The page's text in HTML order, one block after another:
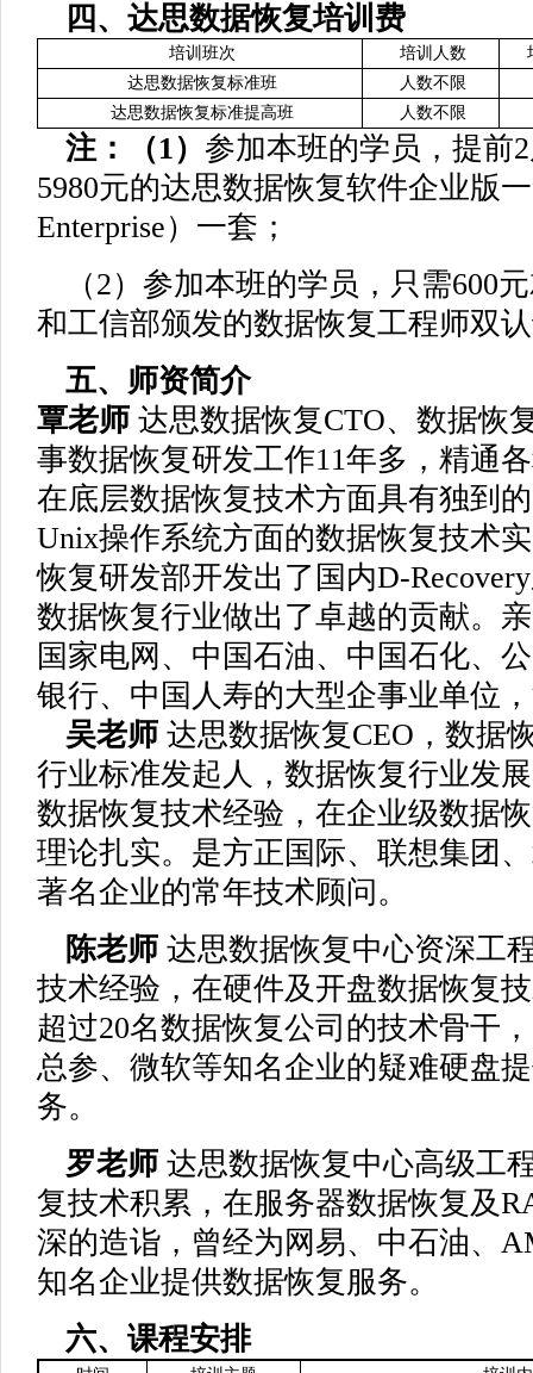
四、达思数据恢复培训费
培训班次 培训人数
达思数据恢复标准班
人数不限
达思数据恢复标准提高班
人数不限
注：（1） 参加本班的学员，提前
5980元的达思数据恢复软件企业版
Enterprise）一套；
（2）参加本班的学员，只需600
和工信部颁发的数据恢复工程师双
五、师资简介
覃老师达思数据恢复CTO、数据恢
事数据恢复研发工作11年多，精通
在底层数据恢复技术方面具有独到
Unix操作系统方面的数据恢复技术
恢复研发部开发出了国内D-
数据恢复行业做出了卓越的贡献。
国家电网、中国石油、中国石化、
银行、中国人寿的大型企事业单位
吴老师达思数据恢复CEO，数据
行业标准发起人，数据恢复行业发
数据恢复技术经验，在企业级数据
理论扎实。是方正国际、联想集团
著名企业的常年技术顾问。
陈老师达思数据恢复中心资深工
技术经验，在硬件及开盘数据恢复
超过20名数据恢复公司的技术骨干
总参、微软等知名企业的疑难硬盘
务。
罗老师达思数据恢复中心高级工
复技术积累，在服务器数据恢复及
深的造诣，曾经为网易、中石油、
知名企业提供数据恢复服务。
六、课程安排